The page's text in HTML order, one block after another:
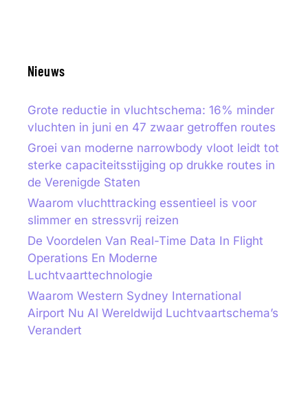
Nieuws
Grote reductie in vluchtschema: 16% minder
vluchten in juni en 47 zwaar getroffen routes
Groei van moderne narrowbody vloot leidt tot
sterke capaciteitsstijging op drukke routes in
de Verenigde Staten
Waarom vluchttracking essentieel is voor
slimmer en stressvrij reizen
De Voordelen Van Real-Time Data In Flight
Operations En Moderne
Luchtvaarttechnologie
Waarom Western Sydney International
Airport Nu Al Wereldwijd Luchtvaartschema’s
Verandert